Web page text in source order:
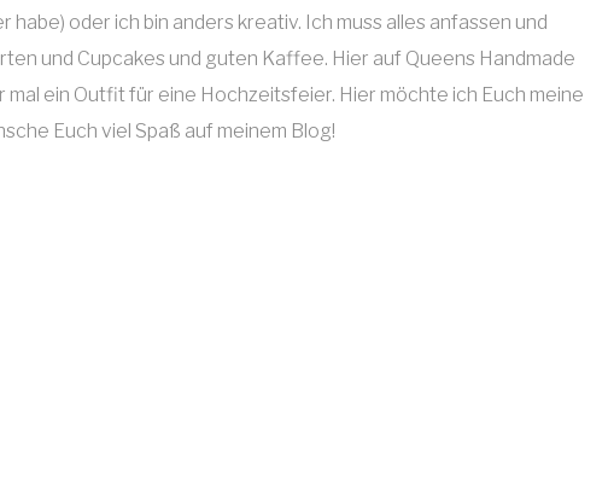
oder ich bin anders kreativ. Ich muss alles anfassen und
und Cupcakes und guten Kaffee. Hier auf Queens Handmade
ein Outfit für eine Hochzeitsfeier. Hier möchte ich Euch meine
Euch viel Spaß auf meinem Blog!